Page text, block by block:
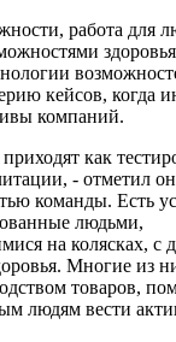
работа для
кейсов, когда
компаний.
как
- отметил
команды. Есть
людьми,
на колясках, с
Многие из
товаров,
людям вести